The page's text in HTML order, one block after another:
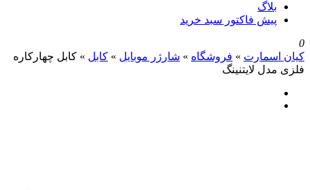
بلاگ
پیش فاکتور سبد خرید
0
کیان اسمارت » فروشگاه » شارژر موبایل » کابل » کابل چهارکاره
فلزی مدل لایتنینگ